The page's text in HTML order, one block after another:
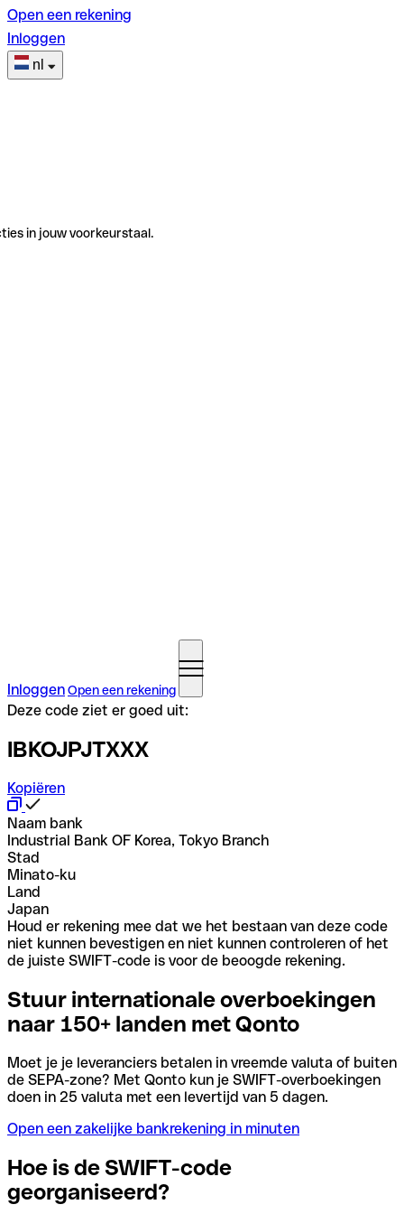
Open een rekening
Inloggen
nl
in jouw voorkeurstaal.
InloggenOpen een rekening
Deze code ziet er goed uit:
IBKOJPJTXXX
Kopiëren
Naam bank
Industrial Bank OF Korea, Tokyo Branch
Stad
Minato-ku
Land
Japan
Houd er rekening mee dat we het bestaan van deze code
niet kunnen bevestigen en niet kunnen controleren of het
de juiste SWIFT-code is voor de beoogde rekening.
Stuur internationale overboekingen
naar 150+ landen met Qonto
Moet je je leveranciers betalen in vreemde valuta of buiten
de SEPA-zone? Met Qonto kun je SWIFT-overboekingen
doen in 25 valuta met een levertijd van 5 dagen.
Open een zakelijke bankrekening in minuten
Hoe is de SWIFT-code
georganiseerd?